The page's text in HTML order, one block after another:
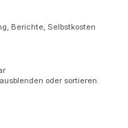
Berichte, Selbstkosten
oder sortieren.